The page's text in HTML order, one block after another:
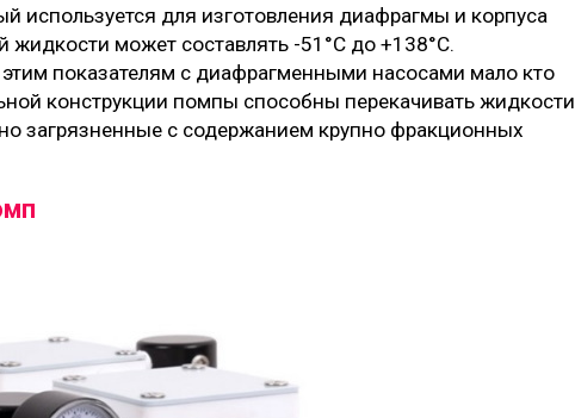
используется для изготовления диафрагмы и корпуса
жидкости может составлять -51°C до +138°C.
показателям с диафрагменными насосами мало кто
конструкции помпы способны перекачивать жидкости
загрязненные с содержанием крупно фракционных